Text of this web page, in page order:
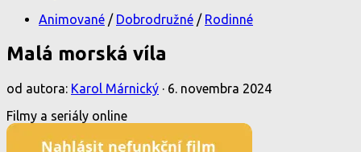
Animované / Dobrodružné / Rodinné
Malá morská víla
od autora: Karol Márnický · 6. novembra 2024
Filmy a seriály online